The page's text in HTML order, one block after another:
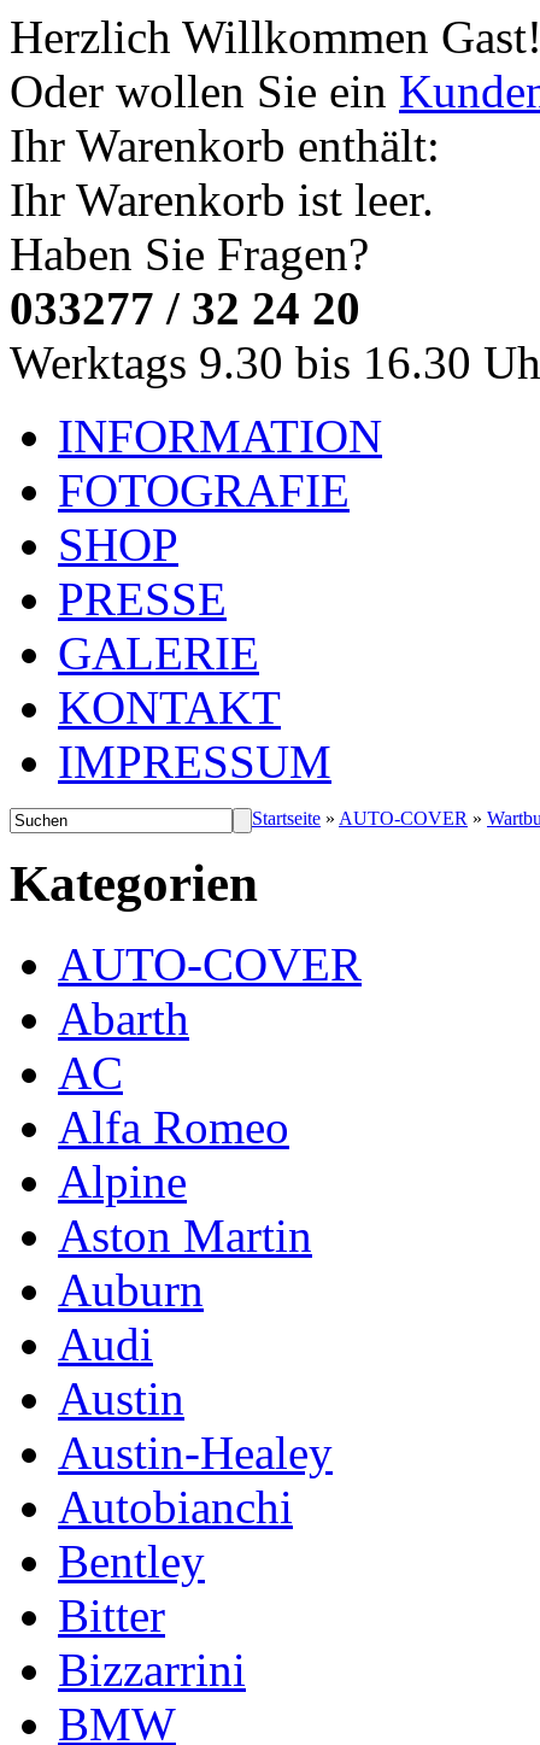
Herzlich Willkommen
Oder wollen Sie ein
Ihr Warenkorb enthält:
Ihr Warenkorb ist leer.
Haben Sie Fragen?
033277 / 32 24 20
Werktags 9.30 bis 16.30
INFORMATION
FOTOGRAFIE
SHOP
PRESSE
GALERIE
KONTAKT
IMPRESSUM
Startseite » AUTO-COVER »
Kategorien
AUTO-COVER
Abarth
AC
Alfa Romeo
Alpine
Aston Martin
Auburn
Audi
Austin
Austin-Healey
Autobianchi
Bentley
Bitter
Bizzarrini
BMW